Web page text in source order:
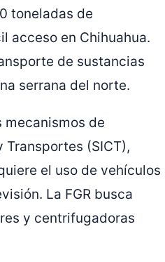
toneladas de
acceso en Chihuahua.
de sustancias
serrana del norte.
mecanismos de
(SICT),
el uso de vehículos
La FGR busca
y centrifugadoras